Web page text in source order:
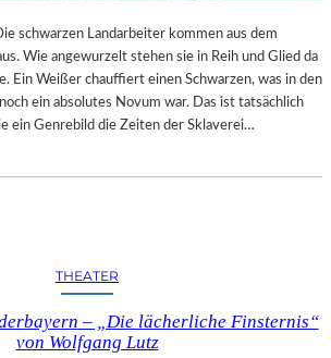
schwarzen Landarbeiter kommen aus dem
Wie angewurzelt stehen sie in Reih und Glied da
Ein Weißer chauffiert einen Schwarzen, was in den
ein absolutes Novum war. Das ist tatsächlich
ein Genrebild die Zeiten der Sklaverei…
THEATER
– „Die lächerliche Finsternis“
von Wolfgang Lutz